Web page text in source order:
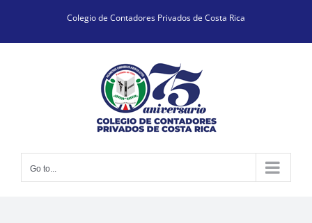
content
Colegio de Contadores Privados de Costa Rica
Go to...